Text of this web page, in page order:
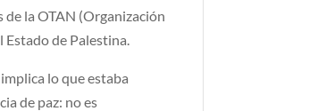
la OTAN (Organización
de Palestina.
lo que estaba
de paz: no es